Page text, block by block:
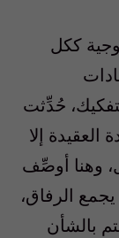
ككل
حُدِّثت
إلا
وهنا أوصِّف
الرفاق،
بالشأن